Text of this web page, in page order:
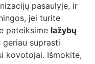
pasaulyje, ir
jei turite
pateiksime lažybų
geriau suprasti
kovotojai. Išmokite,